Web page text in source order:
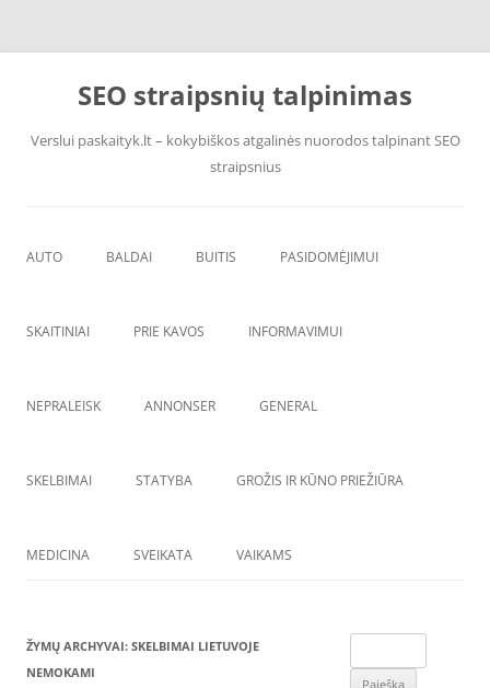
Pereiti
SEO straipsnių talpinimas
Verslui paskaityk.lt – kokybiškos atgalinės nuorodos talpinant SEO
straipsnius
AUTO
PADANGOS
BALDAI BUITIS
ĮRANGA
ŠVAROS PREKĖS
PASIDOMĖJIMUI
SKAITINIAI PRIE KAVOS INFORMAVIMUI
NEPRALEISK ANNONSER GENERAL
SKELBIMAI STATYBA GROŽIS IR KŪNO PRIEŽIŪRA
MEDICINA SVEIKATA VAIKAMS
ŽYMŲ ARCHYVAI: SKELBIMAI LIETUVOJE
NEMOKAMI